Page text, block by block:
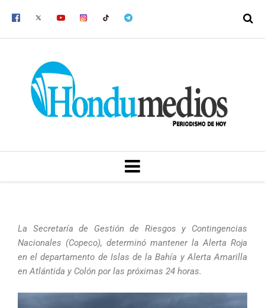
MENU
La Secretaría de Gestión de Riesgos y Contingencias
Nacionales (Copeco), determinó mantener la Alerta Roja
en el departamento de Islas de la Bahía y Alerta Amarilla
en Atlántida y Colón por las próximas 24 horas.